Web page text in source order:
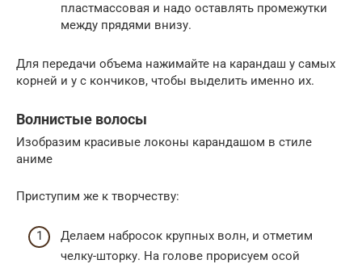
пластмассовая и надо оставлять промежутки
между прядями внизу.
Для передачи объема нажимайте на карандаш у самых
корней и у с кончиков, чтобы выделить именно их.
Волнистые волосы
Изобразим красивые локоны карандашом в стиле
аниме
Приступим же к творчеству:
Делаем набросок крупных волн, и отметим
челку-шторку. На голове прорисуем осой